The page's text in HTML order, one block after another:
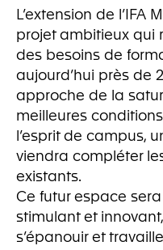
L’extension de l’IFA
projet ambitieux qui
des besoins de
aujourd’hui près de
approche de la
meilleures
l’esprit de campus,
viendra compléter
existants.
Ce futur espace
stimulant et
s’épanouir et